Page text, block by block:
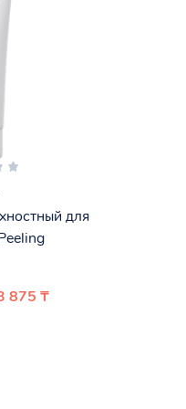
для
875 ₸